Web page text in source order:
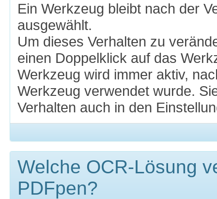
Ein Werkzeug bleibt nach der
ausgewählt.
Um dieses Verhalten zu
einen Doppelklick auf das
Werkzeug wird immer aktiv,
Werkzeug verwendet wurde.
Verhalten auch in den
Welche OCR-Lösung
PDFpen?